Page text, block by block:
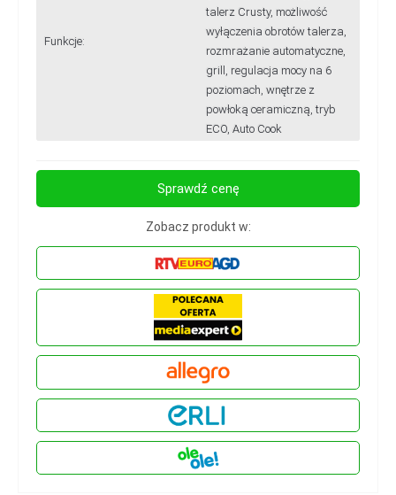
Funkcje:
talerz Crusty, możliwość
wyłączenia obrotów talerza,
rozmrażanie automatyczne,
grill, regulacja mocy na 6
poziomach, wnętrze z
powłoką ceramiczną, tryb
ECO, Auto Cook
Sprawdź cenę
Zobacz produkt w: